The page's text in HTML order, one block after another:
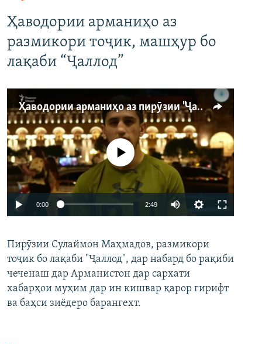
Ҳаводории арманиҳо аз
размикори тоҷик, машҳур бо
лақаби “Ҷаллод”
Ҳаводории арманиҳо аз пирӯзии "Ҷаллод"-и тоҷик
Auto 240p 360p 480p
720p 1080p
Феълан кор намекунад
0:00 2:49
360p
480p
Пирӯзии Сулаймон Маҳмадов, размикори
тоҷик бо лақаби "Ҷаллод", дар набард бо рақиби
чеченаш дар Арманистон дар сархати
хабарҳои муҳим дар ин кишвар қарор гирифт
ва баҳси зиёдеро барангехт.